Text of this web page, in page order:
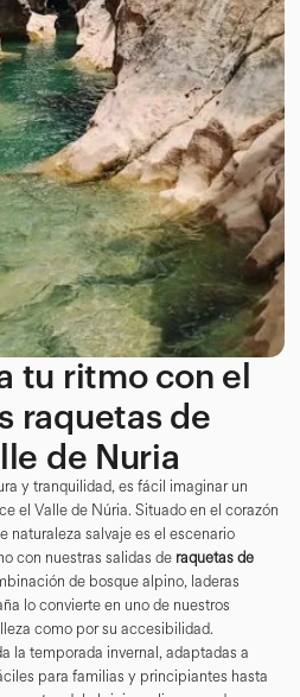
tu ritmo con el
raquetas de
de Nuria
y tranquilidad, es fácil imaginar un
el Valle de Núria. Situado en el corazón
naturaleza salvaje es el escenario
con nuestras salidas de raquetas de
de bosque alpino, laderas
lo convierte en uno de nuestros
como por su accesibilidad.
la temporada invernal, adaptadas a
para familias y principiantes hasta